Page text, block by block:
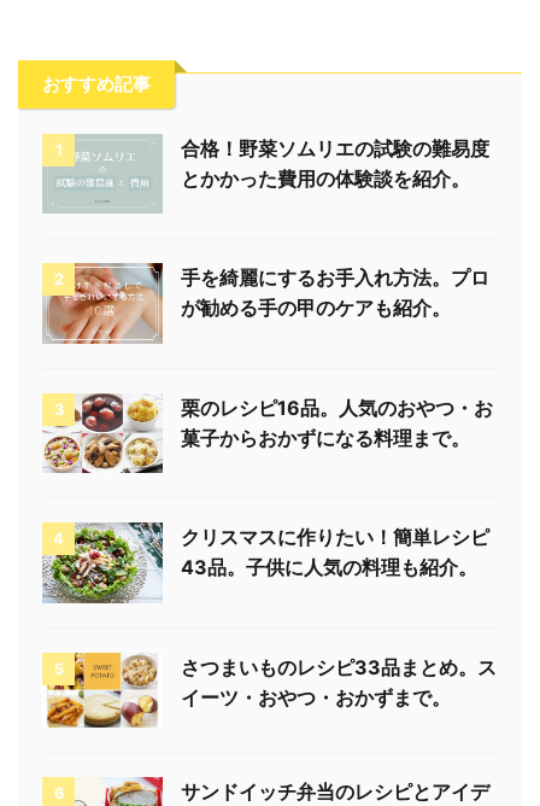
おすすめ記事
1
合格！野菜ソムリエの試験の難易度
とかかった費用の体験談を紹介。
2
手を綺麗にするお手入れ方法。プロ
が勧める手の甲のケアも紹介。
3
栗のレシピ16品。人気のおやつ・お
菓子からおかずになる料理まで。
4
クリスマスに作りたい！簡単レシピ
43品。子供に人気の料理も紹介。
5
さつまいものレシピ33品まとめ。ス
イーツ・おやつ・おかずまで。
6
サンドイッチ弁当のレシピとアイデ